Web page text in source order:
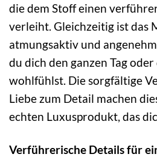
die dem Stoff einen
verleiht. Gleichzeitig ist das
atmungsaktiv und
du dich den ganzen Tag
wohlfühlst. Die sorgfältige
Liebe zum Detail machen
echten Luxusprodukt, das
Verführerische Details für